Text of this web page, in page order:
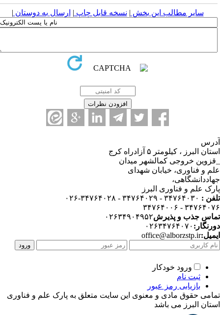
سایر مطالب این بخش | نسخه قابل چاپ| ارسال به دوستان|
استان البرز ، کیلومتر ۵ آزادراه کرج
خروجی کمالشهر میدان
و فناوری، خیابان شهدای
علم و فناوری البرز
:
- ۳۴۷۶۴۰۰۶
جذب و پذیرش۰۲۶۳۴۹۰۴۹۵۲
۰۲۶۳۴۷۶۴۰۷۰
office@alborzstp.ir
ورود خودکار
ثبت نام
بازیابی رمز عبور
حقوق مادی و معنوی این سایت متعلق به پارک علم و فناوری
البرز می باشد